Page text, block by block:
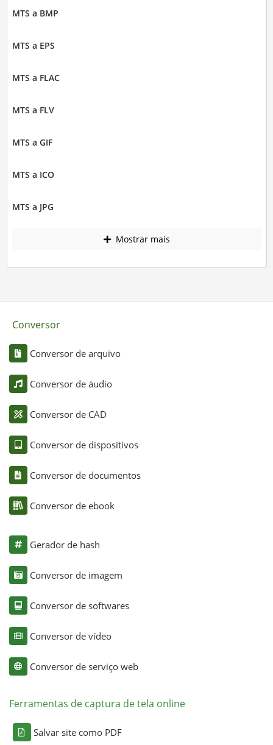
MTS a BMP
MTS a EPS
MTS a FLAC
MTS a FLV
MTS a GIF
MTS a ICO
MTS a JPG
Mostrar mais
Conversor
Conversor de arquivo
Conversor de áudio
Conversor de CAD
Conversor de dispositivos
Conversor de documentos
Conversor de ebook
Gerador de hash
Conversor de imagem
Conversor de softwares
Conversor de vídeo
Conversor de serviço web
Ferramentas de captura de tela online
Salvar site como PDF